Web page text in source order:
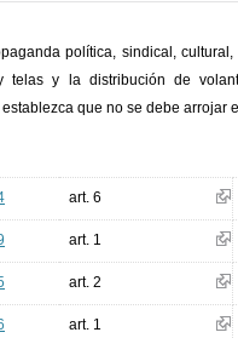
política, sindical,
telas y la distribución de
que no se debe
art. 6
art. 1
art. 2
art. 1